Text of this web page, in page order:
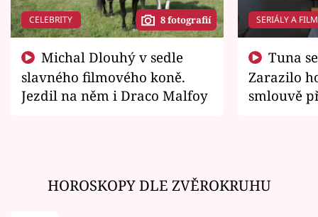
CELEBRITY 8 fotografií
slavného filmového koně.
Jezdil na něm i Draco Malfoy
SERIÁLY A
Zarazilo
smlouvě
HOROSKOPY DLE ZVĚROKRUHU